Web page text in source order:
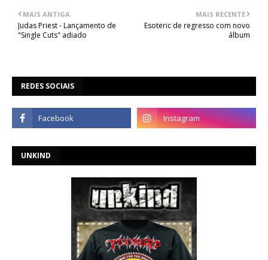
MAIS RECENTE
Esoteric de regresso com novo
álbum
MAIS ANTIGA
Judas Priest - Lançamento de
REDES SOCIAIS
UNKIND